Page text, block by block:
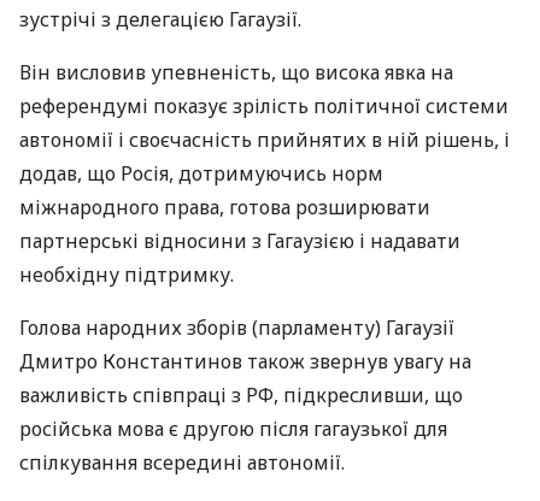
зустрічі з делегацією Гагаузії.
Він висловив упевненість, що висока явка на
референдумі показує зрілість політичної системи
автономії і своєчасність прийнятих в ній рішень, і
додав, що Росія, дотримуючись норм
міжнародного права, готова розширювати
партнерські відносини з Гагаузією і надавати
необхідну підтримку.
Голова народних зборів (парламенту) Гагаузії
Дмитро Константинов також звернув увагу на
важливість співпраці з РФ, підкресливши, що
російська мова є другою після гагаузької для
спілкування всередині автономії.